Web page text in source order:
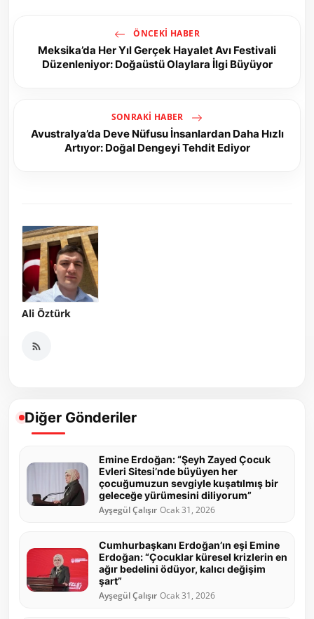
ÖNCEKI HABER
Meksika’da Her Yıl Gerçek Hayalet Avı Festivali
Düzenleniyor: Doğaüstü Olaylara İlgi Büyüyor
SONRAKI HABER
Avustralya’da Deve Nüfusu İnsanlardan Daha Hızlı
Artıyor: Doğal Dengeyi Tehdit Ediyor
Ali Öztürk
Diğer Gönderiler
Emine Erdoğan: “Şeyh Zayed Çocuk
Evleri Sitesi’nde büyüyen her
çocuğumuzun sevgiyle kuşatılmış bir
geleceğe yürümesini diliyorum”
Ayşegül Çalışır Ocak 31, 2026
Cumhurbaşkanı Erdoğan’ın eşi Emine
Erdoğan: “Çocuklar küresel krizlerin en
ağır bedelini ödüyor, kalıcı değişim
şart”
Ayşegül Çalışır Ocak 31, 2026